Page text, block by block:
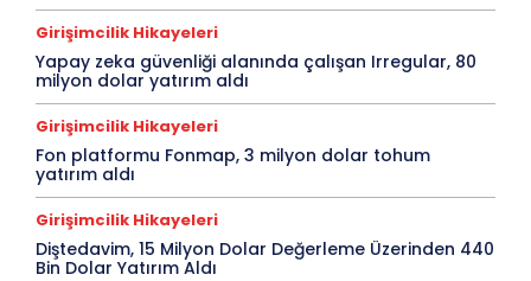
Girişimcilik Hikayeleri
Yapay zeka güvenliği alanında çalışan Irregular, 80
milyon dolar yatırım aldı
Girişimcilik Hikayeleri
Fon platformu Fonmap, 3 milyon dolar tohum
yatırım aldı
Girişimcilik Hikayeleri
Diştedavim, 15 Milyon Dolar Değerleme Üzerinden 440
Bin Dolar Yatırım Aldı